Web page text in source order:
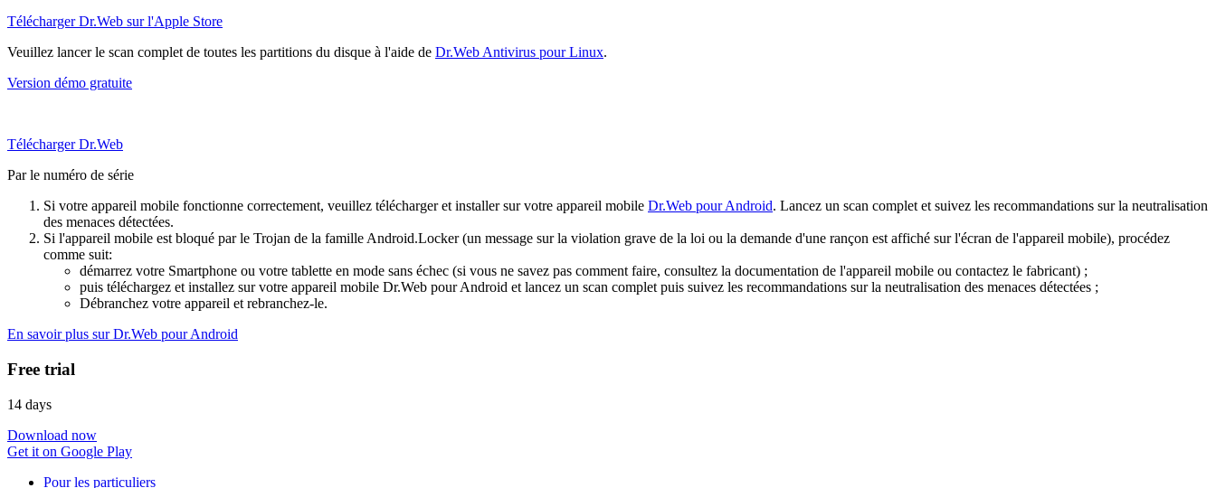
Télécharger Dr.Web sur l'Apple Store
Veuillez lancer le scan complet de toutes les partitions du disque à l'aide de Dr.Web Antivirus pour Linux.
Version démo gratuite
Télécharger Dr.Web
Par le numéro de série
Si votre appareil mobile fonctionne correctement, veuillez télécharger et installer sur votre appareil mobile Dr.Web pour Android. Lancez un scan complet et suivez les recommandations sur la neutralisation
des menaces détectées.
Si l'appareil mobile est bloqué par le Trojan de la famille Android.Locker (un message sur la violation grave de la loi ou la demande d'une rançon est affiché sur l'écran de l'appareil mobile), procédez
comme suit:
démarrez votre Smartphone ou votre tablette en mode sans échec (si vous ne savez pas comment faire, consultez la documentation de l'appareil mobile ou contactez le fabricant) ;
puis téléchargez et installez sur votre appareil mobile Dr.Web pour Android et lancez un scan complet puis suivez les recommandations sur la neutralisation des menaces détectées ;
Débranchez votre appareil et rebranchez-le.
En savoir plus sur Dr.Web pour Android
Free trial
14 days
Download now
Get it on Google Play
Pour les particuliers